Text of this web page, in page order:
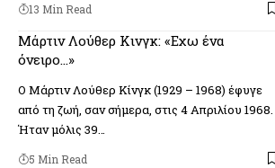
13 Min Read
Μάρτιν Λούθερ Κινγκ: «Εχω ένα
όνειρο…»
Ο Μάρτιν Λούθερ Κίνγκ (1929 – 1968) έφυγε
από τη ζωή, σαν σήμερα, στις 4 Απριλίου 1968.
Ήταν μόλις 39…
5 Min Read